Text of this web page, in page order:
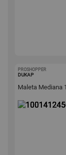
PROSHOPPER
DUKAP
Maleta Mediana